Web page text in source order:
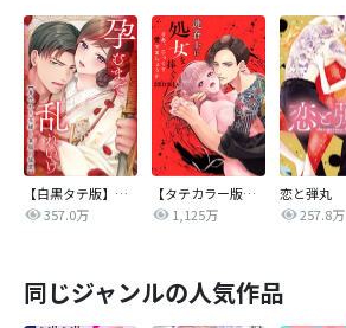
【白黒タテ版】孕むまで乱れいけ～身代わり花嫁と軍服の猛愛
357.0万
【タテカラー版】漣蒼士に処女を捧ぐ～さあ、じっくり愛でましょうか
1,125万
恋と弾丸
257.8万
同じジャンルの人気作品